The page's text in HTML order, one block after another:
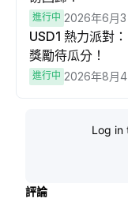
進行中 2026年6月3
USD1 熱力派對
獎勵待瓜分！
進行中 2026年8月4
Log in
評論